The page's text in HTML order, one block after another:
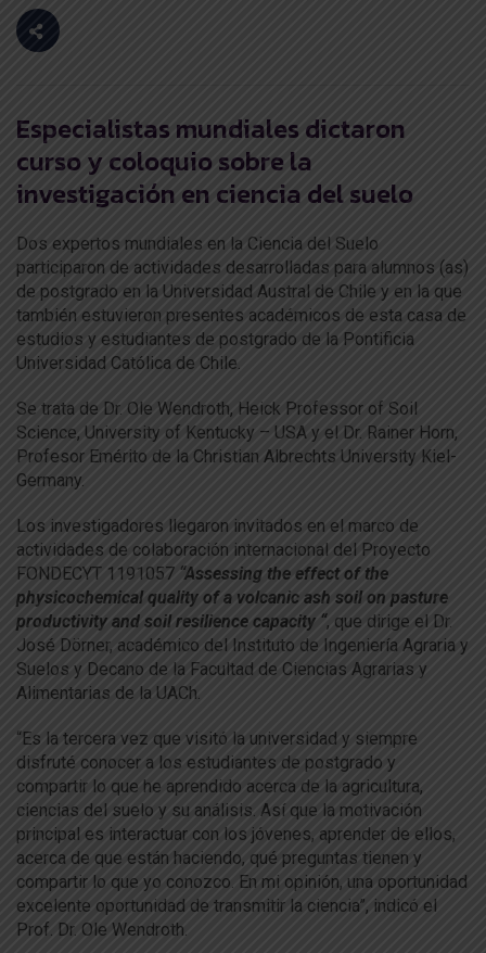
Especialistas mundiales dictaron
curso y coloquio sobre la
investigación en ciencia del suelo
Dos expertos mundiales en la Ciencia del Suelo
participaron de actividades desarrolladas para alumnos (as)
de postgrado en la Universidad Austral de Chile y en la que
también estuvieron presentes académicos de esta casa de
estudios y estudiantes de postgrado de la Pontificia
Universidad Católica de Chile.
Se trata de Dr. Ole Wendroth, Heick Professor of Soil
Science, University of Kentucky – USA y el Dr. Rainer Horn,
Profesor Emérito de la Christian Albrechts University Kiel-
Germany.
Los investigadores llegaron invitados en el marco de
actividades de colaboración internacional del Proyecto
FONDECYT 1191057 “Assessing the effect of the
physicochemical quality of a volcanic ash soil on pasture
productivity and soil resilience capacity “, que dirige el Dr.
José Dörner, académico del Instituto de Ingeniería Agraria y
Suelos y Decano de la Facultad de Ciencias Agrarias y
Alimentarias de la UACh.
“Es la tercera vez que visitó la universidad y siempre
disfruté conocer a los estudiantes de postgrado y
compartir lo que he aprendido acerca de la agricultura,
ciencias del suelo y su análisis. Así que la motivación
principal es interactuar con los jóvenes, aprender de ellos,
acerca de que están haciendo, qué preguntas tienen y
compartir lo que yo conozco. En mi opinión, una oportunidad
excelente oportunidad de transmitir la ciencia”, indicó el
Prof. Dr. Ole Wendroth.